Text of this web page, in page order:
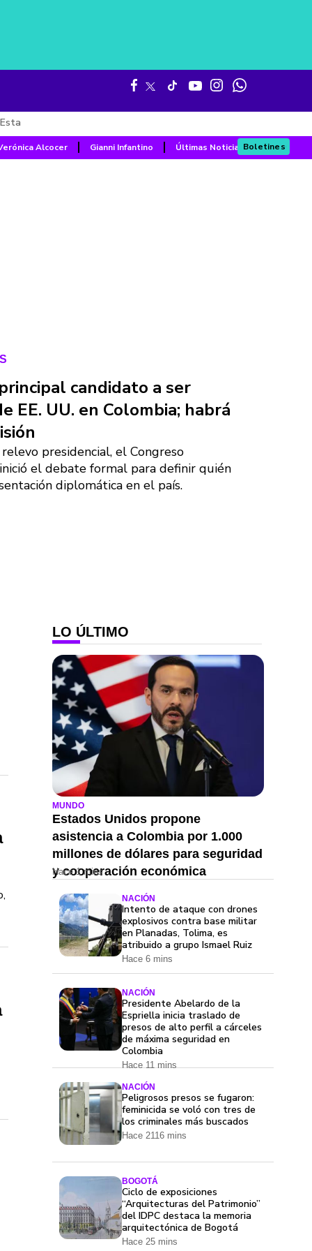
Alcocer Gianni Infantino Últimas NoticiasBoletines
candidato a ser
EE. UU. en Colombia; habrá
presidencial, el Congreso
el debate formal para definir quién
diplomática en el país.
LO ÚLTIMO
MUNDO
Estados Unidos propone
asistencia a Colombia por 1.000
millones de dólares para seguridad
y cooperación económica
Hace 1 mins
NACIÓN
Intento de ataque con drones
explosivos contra base militar
en Planadas, Tolima, es
atribuido a grupo Ismael Ruiz
Hace 6 mins
NACIÓN
Presidente Abelardo de la
Espriella inicia traslado de
presos de alto perfil a cárceles
de máxima seguridad en
Colombia
Hace 11 mins
NACIÓN
Peligrosos presos se fugaron:
feminicida se voló con tres de
los criminales más buscados
Hace 2116 mins
BOGOTÁ
Ciclo de exposiciones
“Arquitecturas del Patrimonio”
del IDPC destaca la memoria
arquitectónica de Bogotá
Hace 25 mins